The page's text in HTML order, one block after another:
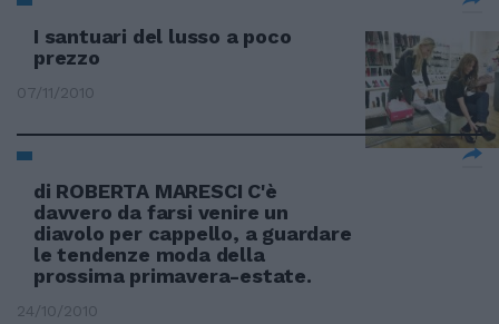
I santuari del lusso a poco
prezzo
07/11/2010
di ROBERTA MARESCI C'è
davvero da farsi venire un
diavolo per cappello, a guardare
le tendenze moda della
prossima primavera-estate.
24/10/2010